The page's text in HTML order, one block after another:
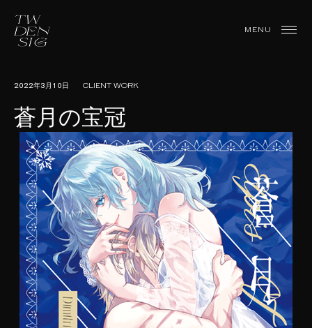
content
MENU
2022年3月10日 CLIENT WORK
蒼月の宝冠